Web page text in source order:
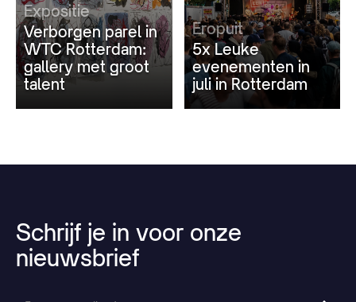
Expositie
Verborgen parel in
WTC Rotterdam:
gallery met groot
talent
Eropuit
5x Leuke
evenementen in
juli in Rotterdam
Schrijf je in voor onze
nieuwsbrief